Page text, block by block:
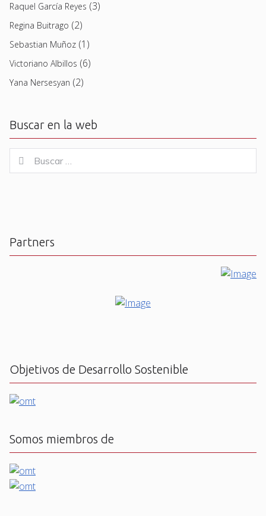
Raquel García Reyes (3)
Regina Buitrago (2)
Sebastian Muñoz (1)
Victoriano Albillos (6)
Yana Nersesyan (2)
Buscar en la web
for:
Buscar
Partners
Objetivos de Desarrollo Sostenible
Somos miembros de